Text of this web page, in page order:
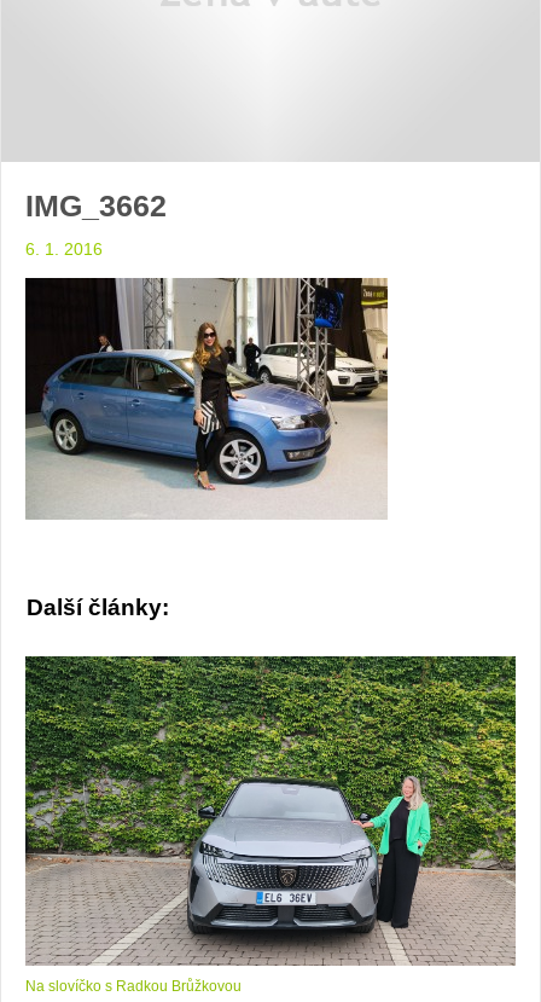
IMG_3662
6. 1. 2016
Další články:
Na slovíčko s Radkou Brůžkovou